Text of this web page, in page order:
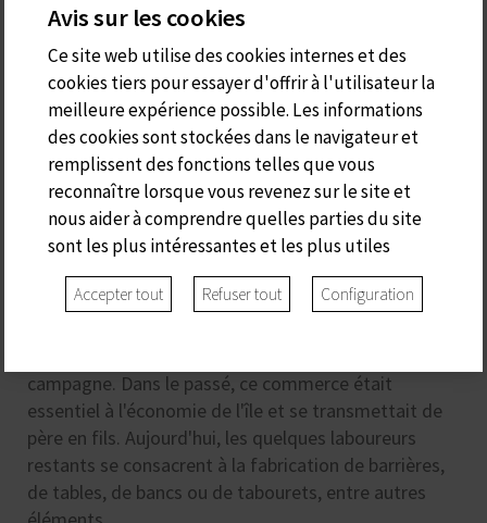
S'ARADER
Ca s'Arader doit son nom aux artisans menuisiers de
campagne. Dans le passé, ce commerce était
essentiel à l'économie de l'île et se transmettait de
père en fils. Aujourd'hui, les quelques laboureurs
restants se consacrent à la fabrication de barrières,
de tables, de bancs ou de tabourets, entre autres
Avis sur les cookies
Ce site web utilise des cookies internes et des
cookies tiers pour essayer d'offrir à l'utilisateur la
meilleure expérience possible. Les informations
des cookies sont stockées dans le navigateur et
remplissent des fonctions telles que vous
reconnaître lorsque vous revenez sur le site et
nous aider à comprendre quelles parties du site
sont les plus intéressantes et les plus utiles
Accepter tout Refuser tout Configuration